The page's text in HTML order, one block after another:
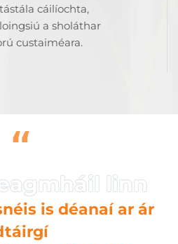
cáilíochta,
a sholáthar
custaiméara.
“
is déanaí ar ár